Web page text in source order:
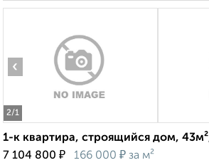
2/1
‹
1-к квартира, строящийся дом,
7 104 800 ₽ 166 000 ₽ за м²